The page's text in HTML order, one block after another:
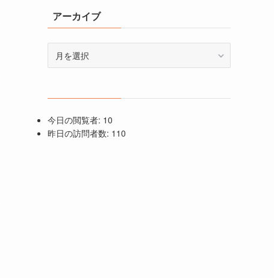
アーカイブ
ブ
今日の閲覧者: 10
昨日の訪問者数: 110